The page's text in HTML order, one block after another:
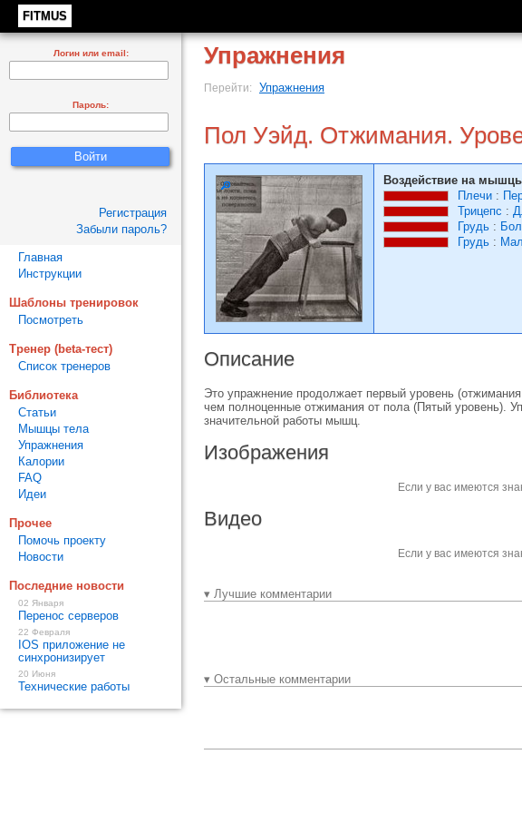
FITMUS
Упражнения
Перейти: Упражнения
Пол Уэйд. Отжимания.
Воздействие на
Плечи :
Трицепс :
Грудь :
Грудь :
Описание
Это упражнение продолжает первый уровень
чем полноценные отжимания от пола (Пятый уровень).
значительной работы мышц.
Изображения
Если у вас имеются
Видео
Если у вас имеются
▾ Лучшие комментарии
▾ Остальные комментарии
Логин или email:
Пароль:
Регистрация
Забыли пароль?
Главная
Инструкции
Шаблоны тренировок
Посмотреть
Тренер (beta-тест)
Список тренеров
Библиотека
Статьи
Мышцы тела
Упражнения
Калории
FAQ
Идеи
Прочее
Помочь проекту
Новости
Последние новости
02 Января
Перенос серверов
22 Февраля
IOS приложение не
синхронизирует
20 Июня
Технические работы